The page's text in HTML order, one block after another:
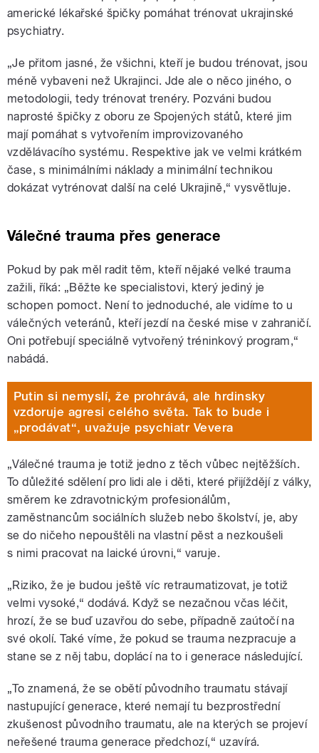
americké lékařské špičky pomáhat trénovat ukrajinské
psychiatry.
„Je přitom jasné, že všichni, kteří je budou trénovat, jsou
méně vybaveni než Ukrajinci. Jde ale o něco jiného, o
metodologii, tedy trénovat trenéry. Pozváni budou
naprosté špičky z oboru ze Spojených států, které jim
mají pomáhat s vytvořením improvizovaného
vzdělávacího systému. Respektive jak ve velmi krátkém
čase, s minimálními náklady a minimální technikou
dokázat vytrénovat další na celé Ukrajině,“ vysvětluje.
Válečné trauma přes generace
Pokud by pak měl radit těm, kteří nějaké velké trauma
zažili, říká: „Běžte ke specialistovi, který jediný je
schopen pomoct. Není to jednoduché, ale vidíme to u
válečných veteránů, kteří jezdí na české mise v zahraničí.
Oni potřebují speciálně vytvořený tréninkový program,“
nabádá.
Putin si nemyslí, že prohrává, ale hrdinsky
vzdoruje agresi celého světa. Tak to bude i
„prodávat“, uvažuje psychiatr Vevera
„Válečné trauma je totiž jedno z těch vůbec nejtěžších.
To důležité sdělení pro lidi ale i děti, které přijíždějí z války,
směrem ke zdravotnickým profesionálům,
zaměstnancům sociálních služeb nebo školství, je, aby
se do ničeho nepouštěli na vlastní pěst a nezkoušeli
s nimi pracovat na laické úrovni,“ varuje.
„Riziko, že je budou ještě víc retraumatizovat, je totiž
velmi vysoké,“ dodává. Když se nezačnou včas léčit,
hrozí, že se buď uzavřou do sebe, případně zaútočí na
své okolí. Také víme, že pokud se trauma nezpracuje a
stane se z něj tabu, doplácí na to i generace následující.
„To znamená, že se obětí původního traumatu stávají
nastupující generace, které nemají tu bezprostřední
zkušenost původního traumatu, ale na kterých se projeví
neřešené trauma generace předchozí,“ uzavírá.